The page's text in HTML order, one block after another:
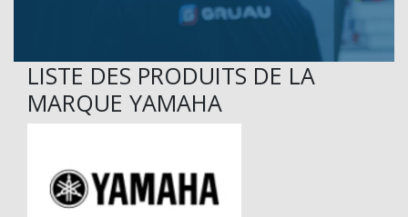
LISTE DES PRODUITS DE LA
MARQUE YAMAHA